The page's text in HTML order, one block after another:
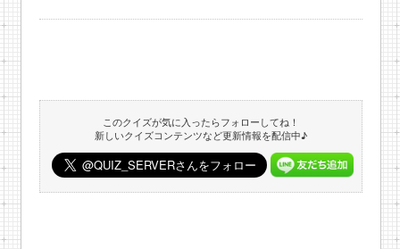
このクイズが気に入ったらフォローしてね！
新しいクイズコンテンツなど更新情報を配信中♪